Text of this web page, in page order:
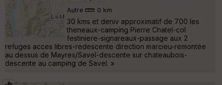
Autre 0 km
30 kms et deniv approximatif de 700 les
theneaux-camping Pierre Chatel-col
festiniere-signareaux-passage aux 2
refuges acces libres-redescente direction marcieu-remontée
au dessus de Mayres/Savel-descente sur chateaubois-
descente au camping de Savel. »